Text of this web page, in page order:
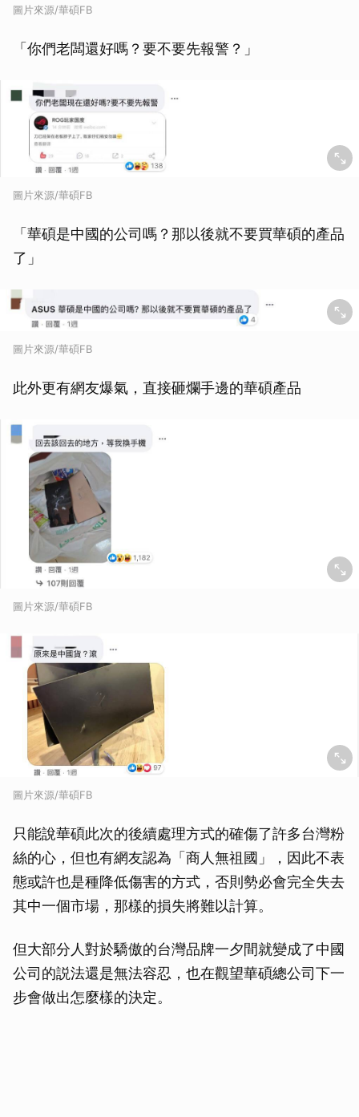
圖片來源/華碩FB
「你們老闆還好嗎？要不要先報警？」
圖片來源/華碩FB
「華碩是中國的公司嗎？那以後就不要買華碩的產品
了」
圖片來源/華碩FB
此外更有網友爆氣，直接砸爛手邊的華碩產品
圖片來源/華碩FB
圖片來源/華碩FB
只能說華碩此次的後續處理方式的確傷了許多台灣粉
絲的心，但也有網友認為「商人無祖國」，因此不表
態或許也是種降低傷害的方式，否則勢必會完全失去
其中一個市場，那樣的損失將難以計算。
但大部分人對於驕傲的台灣品牌一夕間就變成了中國
公司的説法還是無法容忍，也在觀望華碩總公司下一
步會做出怎麼樣的決定。